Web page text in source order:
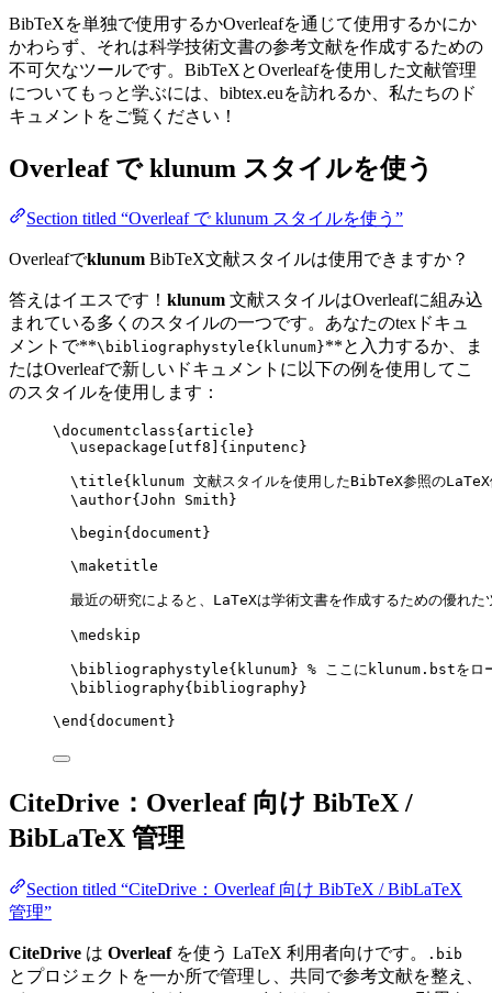
BibTeXを単独で使用するかOverleafを通じて使用するかにか
かわらず、それは科学技術文書の参考文献を作成するための
不可欠なツールです。BibTeXとOverleafを使用した文献管理
についてもっと学ぶには、bibtex.euを訪れるか、私たちのド
キュメントをご覧ください！
Overleaf でklunum スタイルを使う
Section titled “Overleaf で klunum スタイルを使う”
Overleafでklunum BibTeX文献スタイルは使用できますか？
答えはイエスです！ klunum 文献スタイルはOverleafに組み込
まれている多くのスタイルの一つです。あなたのtexドキュ
メントで**\bibliographystyle{klunum}**と入力するか、ま
たはOverleafで新しいドキュメントに以下の例を使用してこ
のスタイルを使用します：
\documentclass{ article }
\usepackage
utf8 ]{ inputenc }
\title{klunum 文献スタイルを使用したBibTeX参照の
\author{John Smith}
\begin{ document }
\maketitle
最近の研究によると、LaTeXは学術文書を作成するための優れ
\medskip
\bibliographystyle{klunum} % ここにklunum.bstをロ
\bibliography{bibliography}
\end { document }
CiteDrive：Overleaf 向け BibTeX /
BibLaTeX 管理
Section titled “CiteDrive：Overleaf 向け BibTeX / BibLaTeX
管理”
CiteDrive は Overleafを使う LaTeX 利用者向けです。 .bib
とプロジェクトを一か所で管理し、共同で参考文献を整え、